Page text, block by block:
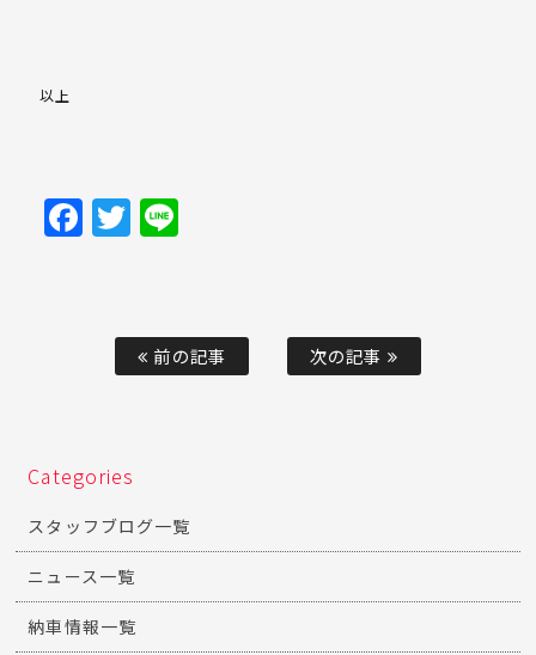
以上
Facebook
Twitter
前の記事 次の記事
Categories
スタッフブログ一覧
ニュース一覧
納車情報一覧